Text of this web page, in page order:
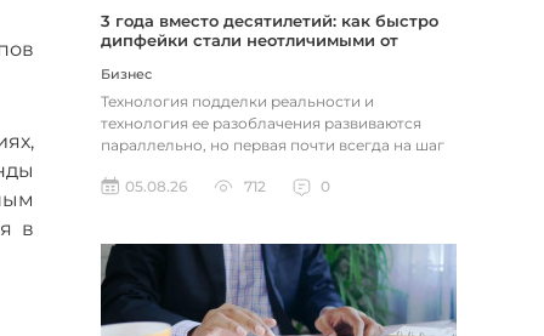
в
3 года вместо десятилетий: как быстро
дипфейки стали неотличимыми от
Бизнес
Технология подделки реальности и
технология ее разоблачения развиваются
параллельно, но первая почти всегда на шаг
05.08.26
712 0